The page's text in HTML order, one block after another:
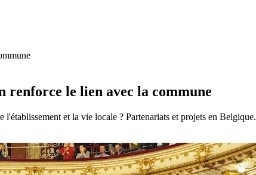
renforce le lien avec la commune
et la vie locale ? Partenariats et projets en Belgique.